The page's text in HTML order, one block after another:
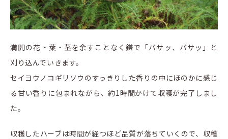
満開の花・葉・茎を余すことなく鎌で「バサッ、バサッ」と
刈り込んでいきます。
セイヨウノコギリソウのすっきりした香りの中にほのかに感じ
る甘い香りに包まれながら、約1時間かけて収穫が完了しまし
た。
収穫したハーブは時間が経つほど品質が落ちていくので、収穫